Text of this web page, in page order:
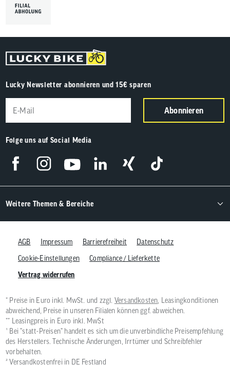
Lucky Newsletter abonnieren und 15€ sparen
Abonnieren
Folge uns auf Social Media
Weitere Themen & Bereiche
AGB Impressum Barrierefreiheit
Datenschutz
Cookie-Einstellungen
Compliance / Lieferkette
Vertrag widerrufen
* Preise in Euro inkl. MwSt. und zzgl. Versandkosten, Leasingkonditionen
abweichend, Preise in unseren Filialen können ggf. abweichen.
** Leasingpreis in Euro inkl. MwSt
¹ Bei "statt-Preisen" handelt es sich um die unverbindliche Preisempfehlung
des Herstellers. Technische Änderungen, Irrtümer und Schreibfehler
vorbehalten.
² Versandkostenfrei in DE Festland